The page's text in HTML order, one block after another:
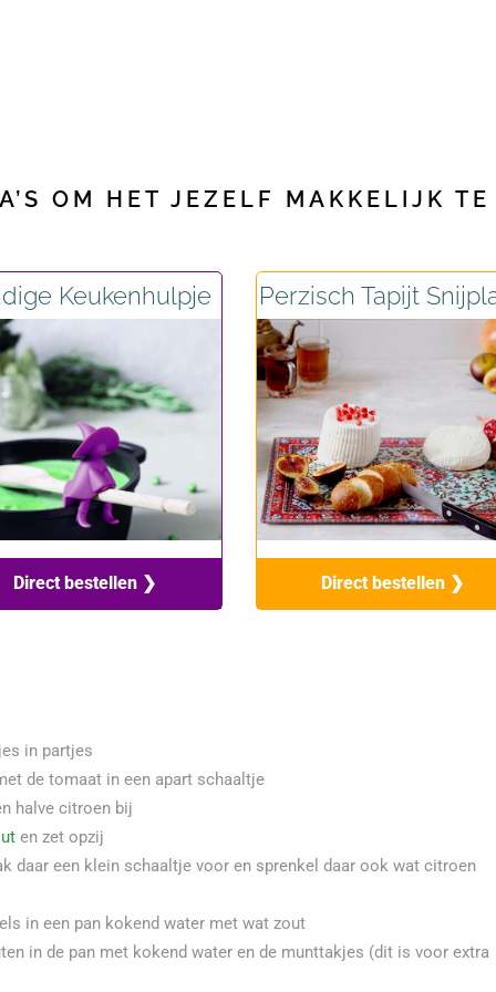
OM HET JEZELF MAKKELIJK TE
Keukenhulpje
Direct bestellen ❯
Perzisch Tapijt
Direct bestellen ❯
in partjes
de tomaat in een apart schaaltje
halve citroen bij
en zet opzij
daar een klein schaaltje voor en sprenkel daar ook wat citroen
in een pan kokend water met wat zout
in de pan met kokend water en de munttakjes (dit is voor extra